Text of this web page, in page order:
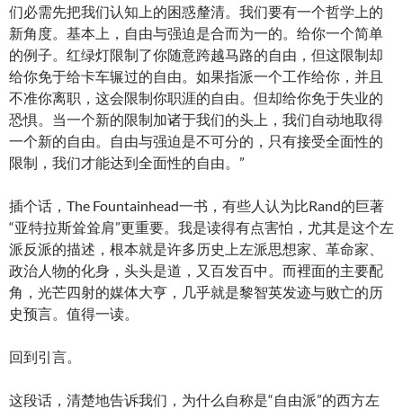
们必需先把我们认知上的困惑釐清。我们要有一个哲学上的
新角度。基本上，自由与强迫是合而为一的。给你一个简单
的例子。红绿灯限制了你随意跨越马路的自由，但这限制却
给你免于给卡车辗过的自由。如果指派一个工作给你，并且
不准你离职，这会限制你职涯的自由。但却给你免于失业的
恐惧。当一个新的限制加诸于我们的头上，我们自动地取得
一个新的自由。自由与强迫是不可分的，只有接受全面性的
限制，我们才能达到全面性的自由。”
插个话，The Fountainhead一书，有些人认为比Rand的巨著
“亚特拉斯耸耸肩”更重要。我是读得有点害怕，尤其是这个左
派反派的描述，根本就是许多历史上左派思想家、革命家、
政治人物的化身，头头是道，又百发百中。而裡面的主要配
角，光芒四射的媒体大亨，几乎就是黎智英发迹与败亡的历
史预言。值得一读。
回到引言。
这段话，清楚地告诉我们，为什么自称是“自由派”的西方左